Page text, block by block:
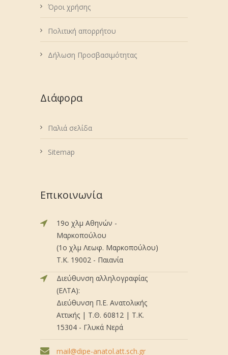
Όροι χρήσης
Πολιτική απορρήτου
Δήλωση Προσβασιμότητας
Διάφορα
Παλιά σελίδα
Sitemap
Επικοινωνία
19ο χλμ Αθηνών -
Μαρκοπούλου
(1ο χλμ Λεωφ. Μαρκοπούλου)
Τ.Κ. 19002 - Παιανία
Διεύθυνση αλληλογραφίας
(ΕΛΤΑ):
Διεύθυνση Π.Ε. Ανατολικής
Αττικής | Τ.Θ. 60812 | Τ.Κ.
15304 - Γλυκά Νερά
mail@dipe-anatol.att.sch.gr